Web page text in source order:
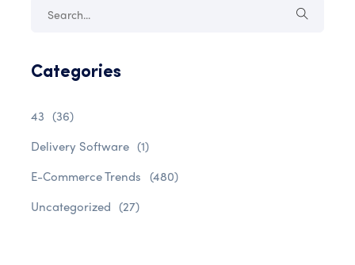
Categories
43 (36)
Delivery Software (1)
E-Commerce Trends (480)
Uncategorized (27)